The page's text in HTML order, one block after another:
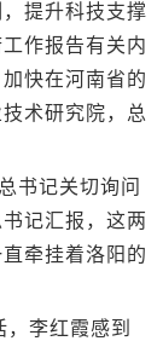
提升科技支撑
作报告有关内
快在河南省的
术研究院，总
书记关切询问
记汇报，这两
牵挂着洛阳的
李红霞感到